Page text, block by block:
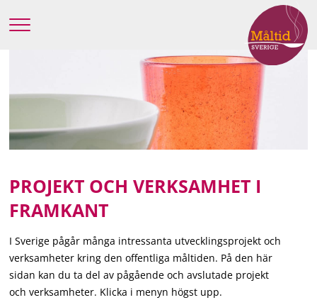
PROJEKT OCH VERKSAMHET I
FRAMKANT
I Sverige pågår många intressanta utvecklingsprojekt och
verksamheter kring den offentliga måltiden. På den här
sidan kan du ta del av pågående och avslutade projekt
och verksamheter. Klicka i menyn högst upp.